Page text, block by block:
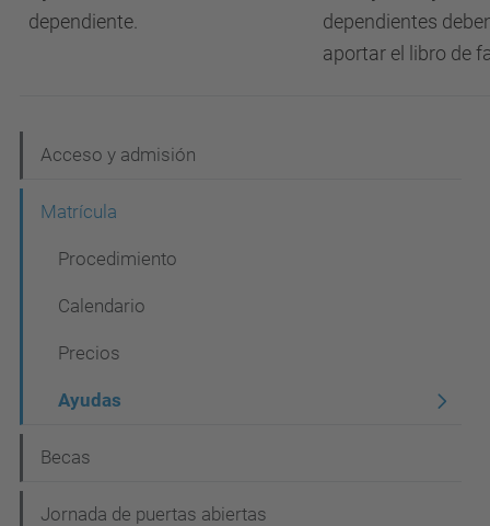
dependiente.
dependientes
aportar el libro de
a
i
n
Acceso y admisión
Matrícula
Procedimiento
Calendario
Precios
Ayudas
Becas
Jornada de puertas abiertas